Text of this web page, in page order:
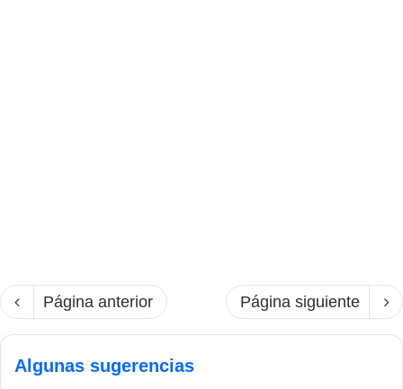
Página anterior Página siguiente
Algunas sugerencias